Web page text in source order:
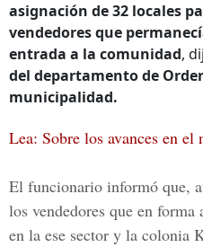
asignación de 32 locales
vendedores que
entrada a la comunidad,
del departamento de
municipalidad.
Lea: Sobre los avances en
El funcionario informó que,
los vendedores que en
en la ese sector y la colonia